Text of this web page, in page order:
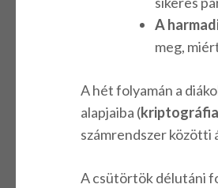
A
meg,
A hét folyamán a
alapjaiba (kriptográfia
számrendszer közötti
A csütörtök délutáni